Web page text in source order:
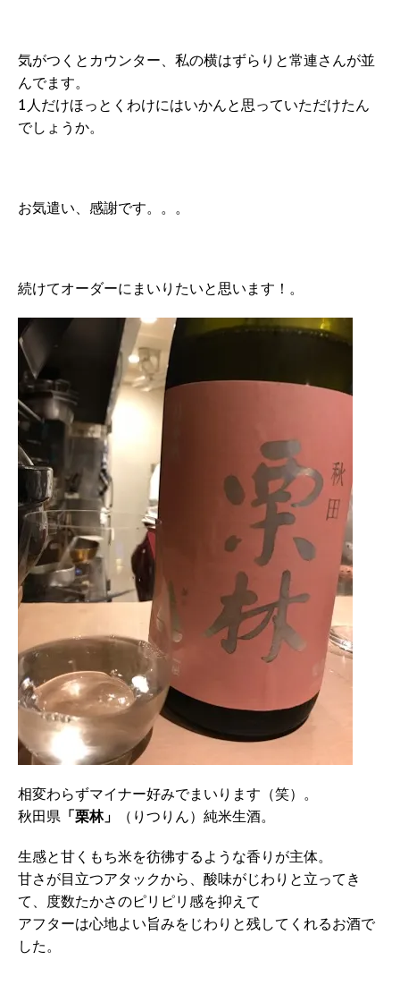
気がつくとカウンター、私の横はずらりと常連さんが並
んでます。
1人だけほっとくわけにはいかんと思っていただけたん
でしょうか。
お気遣い、感謝です。。。
続けてオーダーにまいりたいと思います！。
相変わらずマイナー好みでまいります（笑）。
秋田県 「栗林」 （りつりん）純米生酒。
生感と甘くもち米を彷彿するような香りが主体。
甘さが目立つアタックから、酸味がじわりと立ってき
て、度数たかさのピリピリ感を抑えて
アフターは心地よい旨みをじわりと残してくれるお酒で
した。